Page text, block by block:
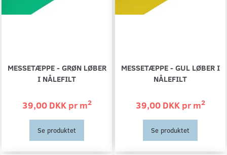
MESSETÆPPE - GRØN LØBER
I NÅLEFILT
39,00 DKK prm2
Se produktet
MESSETÆPPE - GUL LØBER I
NÅLEFILT
39,00 DKK prm2
Se produktet